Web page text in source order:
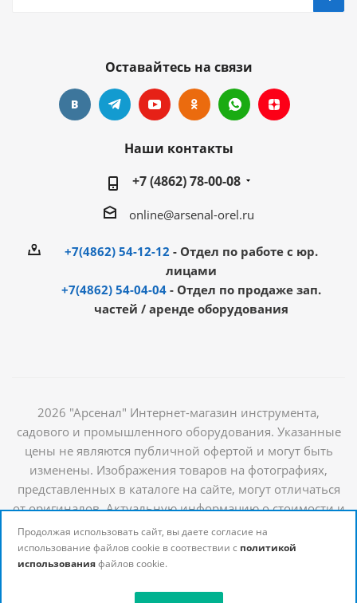
Оставайтесь на связи
Наши контакты
+7 (4862) 78-00-08
online@arsenal-orel.ru
+7(4862) 54-12-12 - Отдел по работе с юр.
лицами
+7(4862) 54-04-04 - Отдел по продаже зап.
частей / аренде оборудования
2026 "Арсенал" Интернет-магазин инструмента,
садового и промышленного оборудования. Указанные
цены не являются публичной офертой и могут быть
изменены. Изображения товаров на фотографиях,
представленных в каталоге на сайте, могут отличаться
от оригиналов. Актуальную информацию о стоимости и
наличии товаров можно получить у наших
менеджеров
Продолжая использовать сайт, вы даете согласие на
использование файлов cookie в соотвествии с политикой
использованияфайлов cookie.